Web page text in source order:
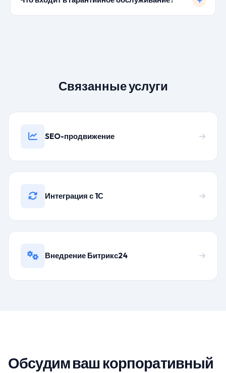
Связанные услуги
SEO-продвижение
Интеграция с 1С
Внедрение Битрикс24
Обсудим ваш корпоративный